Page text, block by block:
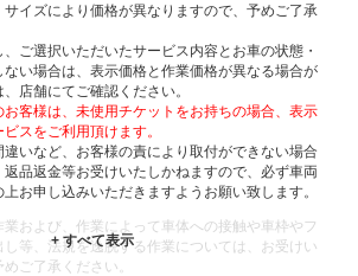
イズにより価格が異なりますので、予めご了承
ご選択いただいたサービス内容とお車の状態・
い場合は、表示価格と作業価格が異なる場合が
店舗にてご確認ください。
客様は、未使用チケットをお持ちの場合、表示
スをご利用頂けます。
いなど、お客様の責により取付ができない場合
返品返金等お受けいたしかねますので、必ず車両
お申し込みいただきますようお願い致します。
および、作業によって車体への接触や車枠やフ
し等、法規を逸脱する作業については、お受けい
ご了承ください。